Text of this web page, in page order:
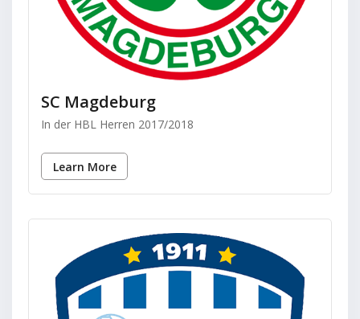
SC Magdeburg
In der HBL Herren 2017/2018
Learn More